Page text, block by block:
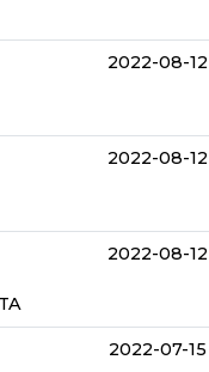
2022-08-12
2022-08-12
2022-08-12
2022-07-15